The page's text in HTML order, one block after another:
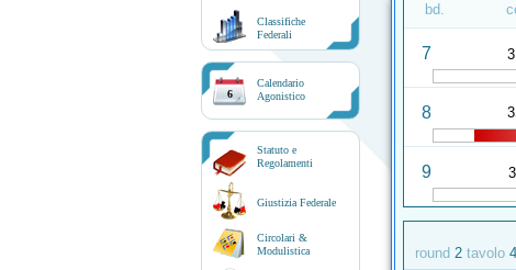
Classifiche
Federali
6
Calendario
Agonistico
Statuto e
Regolamenti
Giustizia Federale
Circolari &
Modulistica
bd.
7 3
8
9 3
round 2 tavolo 4